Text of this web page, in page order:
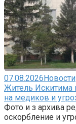
07.08.2026Новости
Житель Искитима
на медиков и
Фото и з архива
оскорбление и